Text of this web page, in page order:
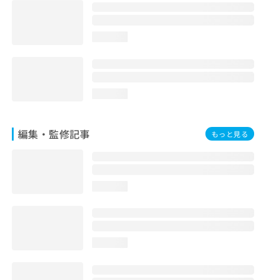
編集・監修記事 もっと見る